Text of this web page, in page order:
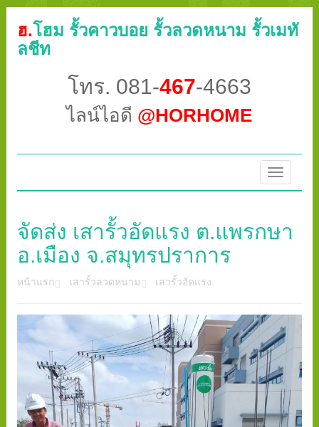
ฮ.โฮม รั้วคาวบอย รั้วลวดหนาม รั้วเมทั
ลชีท
โทร. 081-467-4663
ไลน์ไอดี @HORHOME
Toggle
จัดส่ง เสารั้วอัดแรง ต.แพรกษา
อ.เมือง จ.สมุทรปราการ
หน้าแรก เสารั้วลวดหนาม เสารั้วอัดแรง